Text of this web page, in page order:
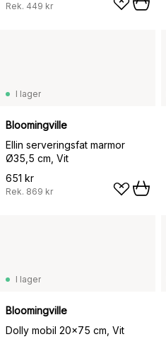
Rek. 449 kr
I lager
Bloomingville
Ellin serveringsfat marmor
Ø35,5 cm, Vit
651 kr
Rek. 869 kr
I lager
Bloomingville
Dolly mobil 20x75 cm, Vit